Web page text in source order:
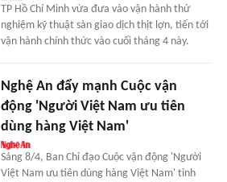
TP Hồ Chí Minh vừa đưa vào vận hành thử
nghiệm kỹ thuật sàn giao dịch thịt lợn, tiến tới
vận hành chính thức vào cuối tháng 4 này.
Nghệ An đẩy mạnh Cuộc vận
động 'Người Việt Nam ưu tiên
dùng hàng Việt Nam'
Sáng 8/4, Ban Chỉ đạo Cuộc vận động 'Người
Việt Nam ưu tiên dùng hàng Việt Nam' tỉnh